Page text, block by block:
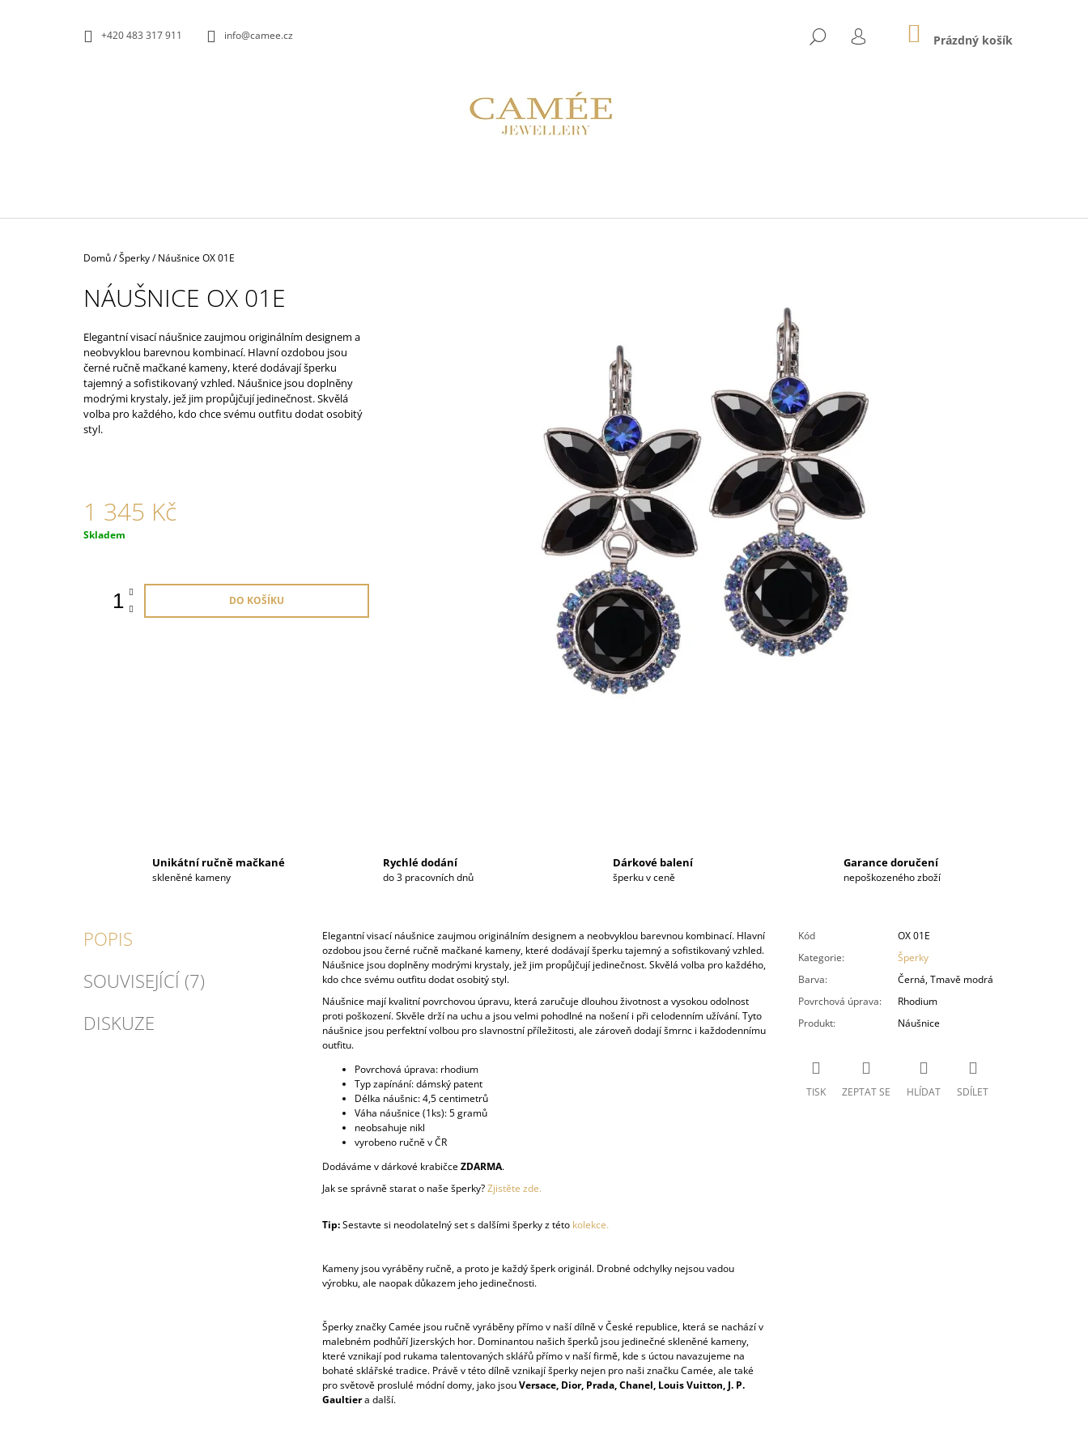
+420 483 317 911 info@camee.cz HLEDAT
PŘIHLÁŠENÍ
NÁKUPNÍ
KOŠÍK
Prázdný košík
Domů/Šperky/ Náušnice OX 01E
NÁUŠNICE OX 01E
Elegantní visací náušnice zaujmou originálním designem a
neobvyklou barevnou kombinací. Hlavní ozdobou jsou
černé ručně mačkané kameny, které dodávají šperku
tajemný a sofistikovaný vzhled. Náušnice jsou doplněny
modrými krystaly, jež jim propůjčují jedinečnost. Skvělá
volba pro každého, kdo chce svému outfitu dodat osobitý
styl.
1 345 Kč
Měrná
Skladem
DO KOŠÍKU
Unikátní ručně mačkané
skleněné kameny
Rychlé dodání
do 3 pracovních dnů
Dárkové balení
šperku v ceně
Garance doručení
nepoškozeného zboží
POPIS
SOUVISEJÍCÍ (7)
DISKUZE
Elegantní visací náušnice zaujmou originálním designem a neobvyklou barevnou kombinací. Hlavní
ozdobou jsou černé ručně mačkané kameny, které dodávají šperku tajemný a sofistikovaný vzhled.
Náušnice jsou doplněny modrými krystaly, jež jim propůjčují jedinečnost. Skvělá volba pro každého,
kdo chce svému outfitu dodat osobitý styl.
Náušnice mají kvalitní povrchovou úpravu, která zaručuje dlouhou životnost a vysokou odolnost
proti poškození. Skvěle drží na uchu a jsou velmi pohodlné na nošení i při celodenním užívání. Tyto
náušnice jsou perfektní volbou pro slavnostní příležitosti, ale zároveň dodají šmrnc i každodennímu
outfitu.
Povrchová úprava: rhodium
Typ zapínání: dámský patent
Délka náušnic: 4,5 centimetrů
Váha náušnice (1ks): 5 gramů
neobsahuje nikl
vyrobeno ručně v ČR
Dodáváme v dárkové krabičceZDARMA.
Jak se správně starat o naše šperky?Zjistěte zde.
Tip:Sestavte si neodolatelný set s dalšími šperky z této kolekce.
Kameny jsou vyráběny ručně, a proto je každý šperk originál. Drobné odchylky nejsou vadou
výrobku, ale naopak důkazem jeho jedinečnosti.
Šperky značky Camée jsou ručně vyráběny přímo v naší dílně v České republice, která se nachází v
malebném podhůří Jizerských hor. Dominantou našich šperků jsou jedinečné skleněné kameny,
které vznikají pod rukama talentovaných sklářů přímo v naší firmě, kde s úctou navazujeme na
bohaté sklářské tradice. Právě v této dílně vznikají šperky nejen pro naši značku Camée, ale také
pro světově proslulé módní domy, jako jsouVersace, Dior, Prada, Chanel, Louis Vuitton, J. P.
Gaultiera další.
Kód
OX 01E
Kategorie:
Šperky
Barva:
Černá, Tmavě modrá
Povrchová úprava:
Rhodium
Produkt: Náušnice
TISK ZEPTAT SE HLÍDAT SDÍLET
CO POTŘEBUJETE NAJÍT?
DOPORUČUJEME
NÁUŠNICE PEAR 01E ČERVENO-
ORANŽOVÉ
825 Kč
NÁUŠNICE SDC 01E SVĚTLE RŮŽOVÉ
765 Kč